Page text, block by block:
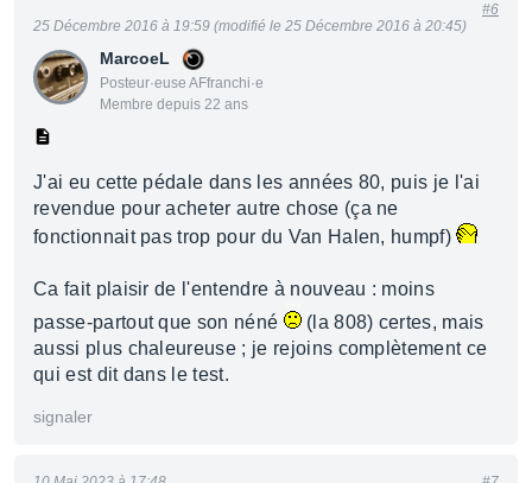
MarcoeL
Posteur·euse AFfranchi·e
Membre depuis 22 ans
25 Décembre 2016 à 19:59 (modifié le 25 Décembre 2016 à 20:45)
#6
J'ai eu cette pédale dans les années 80, puis je l'ai
revendue pour acheter autre chose (ça ne
fonctionnait pas trop pour du Van Halen, humpf)
Ca fait plaisir de l'entendre à nouveau : moins
passe-partout que son néné
(la 808) certes, mais
aussi plus chaleureuse ; je rejoins complètement ce
qui est dit dans le test.
signaler